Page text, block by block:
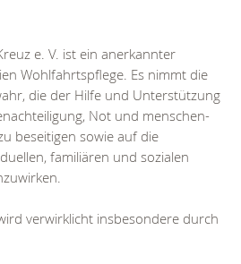
e. V. ist ein anerkannter
Wohlfahrtspflege. Es nimmt die
die der Hilfe und Unterstützung
Not und menschen-
beseitigen sowie auf die
familiären und sozialen
verwirklicht insbesondere durch